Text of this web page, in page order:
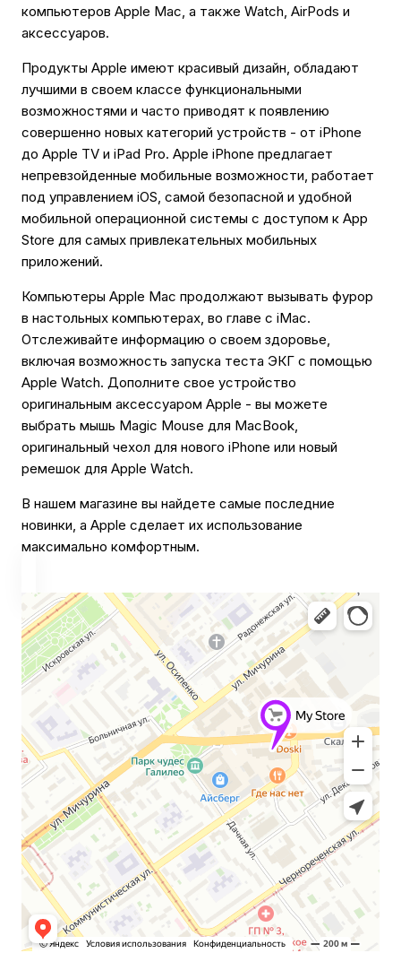
компьютеров Apple Mac, а также Watch, AirPods и
аксессуаров.
Продукты Apple имеют красивый дизайн, обладают
лучшими в своем классе функциональными
возможностями и часто приводят к появлению
совершенно новых категорий устройств - от iPhone
до Apple TV и iPad Pro. Apple iPhone предлагает
непревзойденные мобильные возможности, работает
под управлением iOS, самой безопасной и удобной
мобильной операционной системы с доступом к App
Store для самых привлекательных мобильных
приложений.
Компьютеры Apple Mac продолжают вызывать фурор
в настольных компьютерах, во главе с iMac.
Отслеживайте информацию о своем здоровье,
включая возможность запуска теста ЭКГ с помощью
Apple Watch. Дополните свое устройство
оригинальным аксессуаром Apple - вы можете
выбрать мышь Magic Mouse для MacBook,
оригинальный чехол для нового iPhone или новый
ремешок для Apple Watch.
В нашем магазине вы найдете самые последние
новинки, а Apple сделает их использование
максимально комфортным.